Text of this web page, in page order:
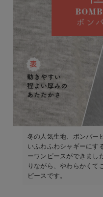
冬の人気生地、ボンバー
いふわふわシャギーにす
ーワンピースができまし
りながら、やわらかくて
ピースです。